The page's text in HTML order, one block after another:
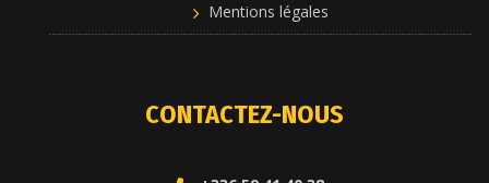
Mentions légales
CONTACTEZ-NOUS